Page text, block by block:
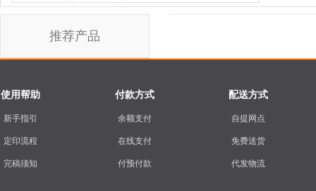
推荐产品
使用帮助
新手指引
定印流程
完稿须知
付款方式
余额支付
在线支付
付预付款
配送方式
自提网点
免费送货
代发物流